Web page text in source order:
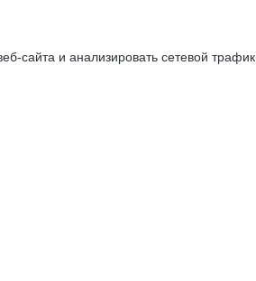
сайта и анализировать сетевой трафик.